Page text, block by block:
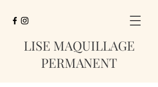
LISE MAQUILLAGE
PERMANENT